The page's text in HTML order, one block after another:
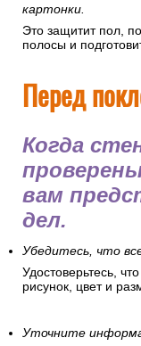
картонки.
Это защитит пол,
полосы и
Перед
Когда
вам
дел.
Убедитесь, что
Удостоверьтесь,
рисунок, цвет и
Уточните